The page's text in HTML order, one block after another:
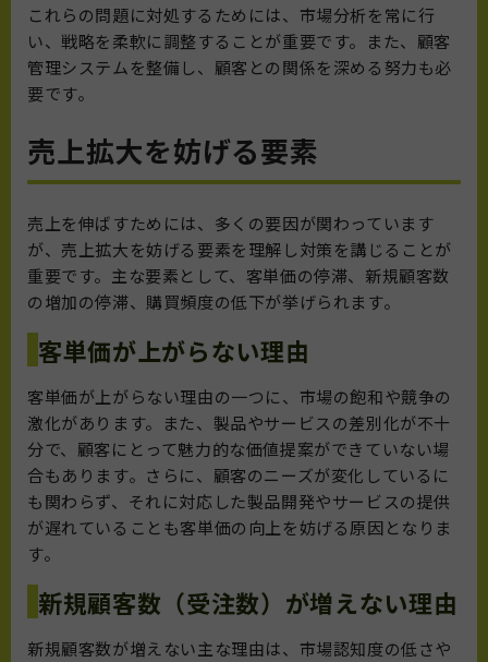
これらの問題に対処するためには、市場分析を常に行
い、戦略を柔軟に調整することが重要です。また、顧客
管理システムを整備し、顧客との関係を深める努力も必
要です。
売上拡大を妨げる要素
売上を伸ばすためには、多くの要因が関わっています
が、売上拡大を妨げる要素を理解し対策を講じることが
重要です。主な要素として、客単価の停滞、新規顧客数
の増加の停滞、購買頻度の低下が挙げられます。
客単価が上がらない理由
客単価が上がらない理由の一つに、市場の飽和や競争の
激化があります。また、製品やサービスの差別化が不十
分で、顧客にとって魅力的な価値提案ができていない場
合もあります。さらに、顧客のニーズが変化しているに
も関わらず、それに対応した製品開発やサービスの提供
が遅れていることも客単価の向上を妨げる原因となりま
す。
新規顧客数（受注数）が増えない理由
新規顧客数が増えない主な理由は、市場認知度の低さや